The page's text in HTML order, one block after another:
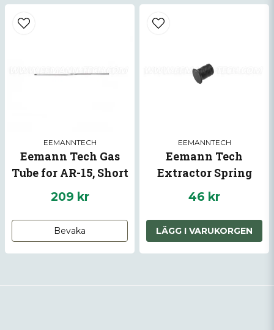
EEMANNTECH
Eemann Tech Gas
Tube for AR-15, Short
209 kr
Bevaka
EEMANNTECH
Eemann Tech
Extractor Spring
Insert for AR-15
46 kr
LÄGG I VARUKORGEN